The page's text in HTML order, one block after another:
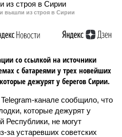
вышли из строя в Сирии
со ссылкой на источники
с батареями у трех новейших
дежурят у берегов Сирии.
канале сообщило, что
которые дежурят у
Республики, не могут
за устаревших советских